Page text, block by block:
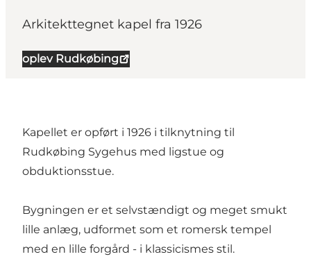
Arkitekttegnet kapel fra 1926
oplev Rudkøbing
Kapellet er opført i 1926 i tilknytning til
Rudkøbing Sygehus med ligstue og
obduktionsstue.
Bygningen er et selvstændigt og meget smukt
lille anlæg, udformet som et romersk tempel
med en lille forgård - i klassicismes stil.